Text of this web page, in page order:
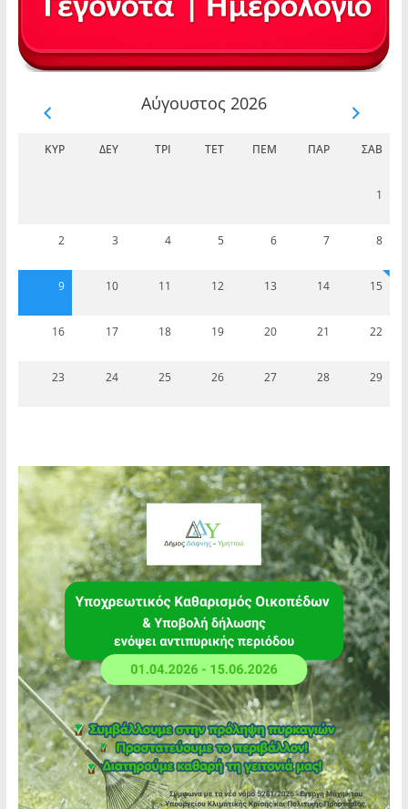
Αύγουστος 2026
ΚΥΡ ΔΕΥ ΤΡΊ ΤΕΤ ΠΈΜ ΠΑΡ ΣΆΒ
1
2 3 4 5 6 7 8
9 10 11 12 13 14 15
16 17 18 19 20 21 22
23 24 25 26 27 28 29